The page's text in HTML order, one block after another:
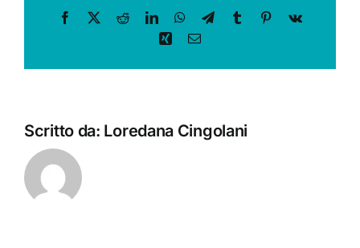
Facebook
X RedditLinkedInWhatsApp
TelegramTumblrPinterest
Vk
Xing Email
Scritto da: Loredana Cingolani